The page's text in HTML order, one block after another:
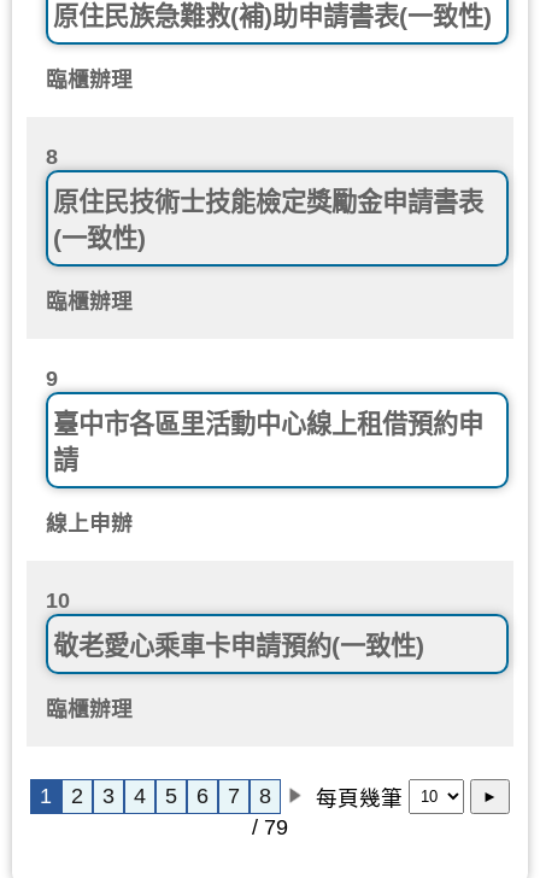
原住民族急難救(補)助申請書表(一致性)
臨櫃辦理
8
原住民技術士技能檢定獎勵金申請書表
(一致性)
臨櫃辦理
9
臺中市各區里活動中心線上租借預約申
請
線上申辦
10
敬老愛心乘車卡申請預約(一致性)
臨櫃辦理
1 2 3 4 5 6 7 8 每頁幾筆 ►
/ 79